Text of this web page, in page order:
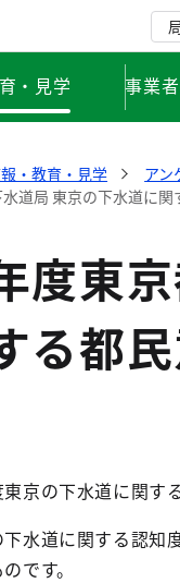
・見学 事業
・教育・見学 アン
道局 東京の下水道に
度東
る都
京の下水道に関す
水道に関する認
です。